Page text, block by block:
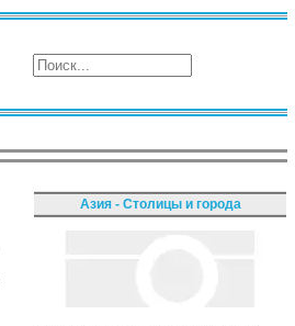
Азия - Столицы и города